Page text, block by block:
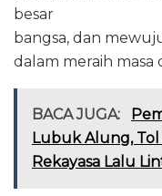
besar
bangsa, dan
dalam meraih
BACA JUGA:
Lubuk Alung, Tol
Rekayasa Lalu